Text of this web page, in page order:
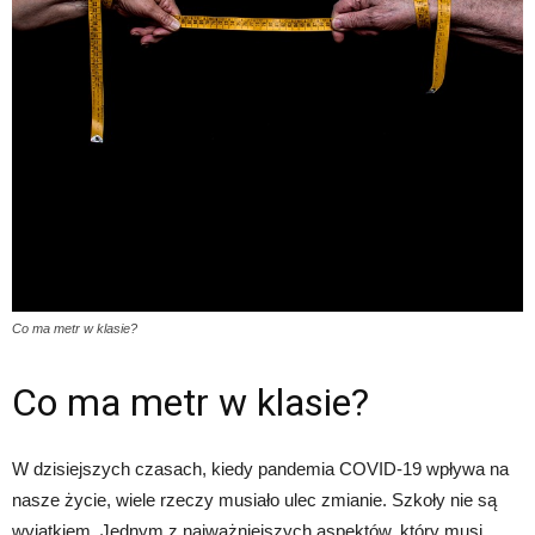
Co ma metr w klasie?
Co ma metr w klasie?
W dzisiejszych czasach, kiedy pandemia COVID-19 wpływa na
nasze życie, wiele rzeczy musiało ulec zmianie. Szkoły nie są
wyjątkiem. Jednym z najważniejszych aspektów, który musi